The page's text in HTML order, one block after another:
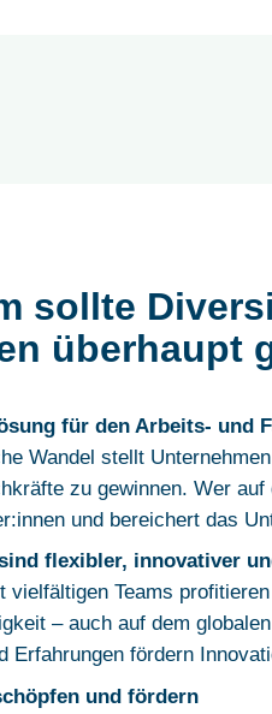
sollte
überhaupt
für den Arbeits- und
Wandel stellt
zu gewinnen. Wer
und bereichert das
flexibler, innovativer
vielfältigen Teams
– auch auf dem
Erfahrungen fördern
und fördern